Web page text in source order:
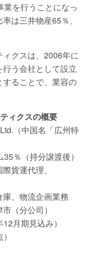
業を行うことになっ
は三井物産65％、
ィクスは、2006年に
う会社として設立
ることで、業容の
ィクスの概要
（中国名「広州特
％（持分譲渡後）
貨運代理、
、物流企画業務
（分公司）
月期見込み）